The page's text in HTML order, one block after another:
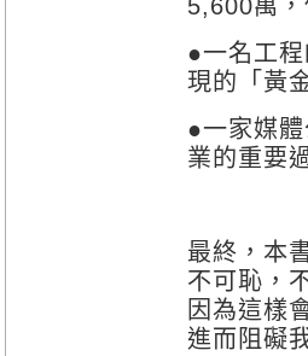
5,600
●一名工
現的「黃
●一家媒
業的重要
最終，本
不可恥，
因為這樣
進而阻礙